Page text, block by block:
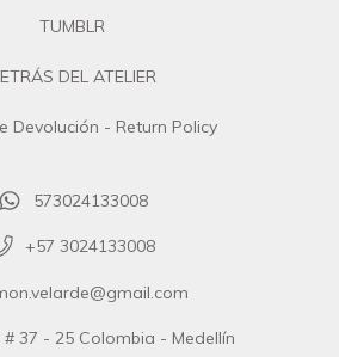
TUMBLR
DEL ATELIER
Devolución - Return Policy
573024133008
+57 3024133008
# 37 - 25 Colombia - Medellín